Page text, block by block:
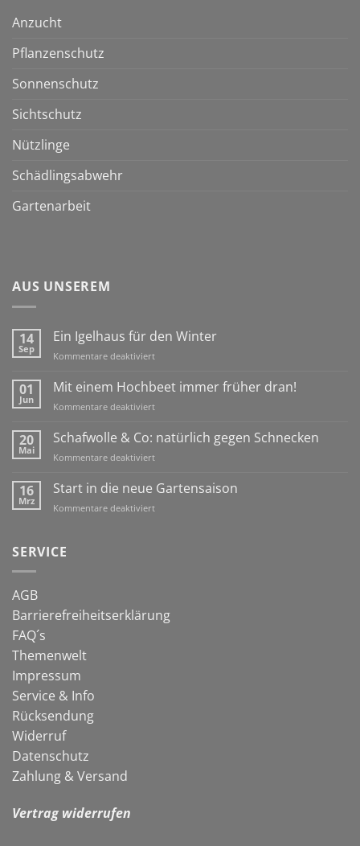
Anzucht
Pflanzenschutz
Sonnenschutz
Sichtschutz
Nützlinge
Schädlingsabwehr
Gartenarbeit
AUS UNSEREM
14
Sep
Ein Igelhaus für den Winter
Kommentare deaktiviertfür
Igelhaus
den
01
Jun
Mit einem Hochbeet immer früher dran!
Kommentare deaktiviertfür
einem
immer
dran!
20
Mai
Schafwolle & Co: natürlich gegen Schnecken
Kommentare deaktiviertfür
&
natürlich
16
Mrz
Start in die neue Gartensaison
Kommentare deaktiviertfür
SERVICE
AGB
Barrierefreiheitserklärung
FAQ´s
Themenwelt
Impressum
Service & Info
Rücksendung
Widerruf
Datenschutz
Zahlung & Versand
Vertrag widerrufen